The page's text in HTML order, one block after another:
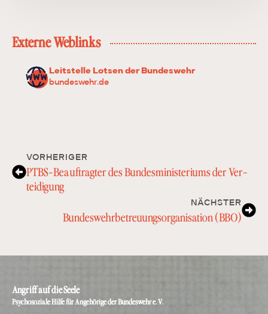
Externe Weblinks
Leitstelle Lotsen der Bundeswehr
bundeswehr.de
VORHERIGER
PTBS-Be­auf­trag­ter des Bun­des­minis­teri­ums der Ver­
tei­di­gung
NÄCHSTER
Bundes­wehr­betreuungs­orga­ni­sa­tion (BBO)
Angriff auf die Seele
Psychosoziale Hilfe für Angehörige der Bundeswehr e. V.